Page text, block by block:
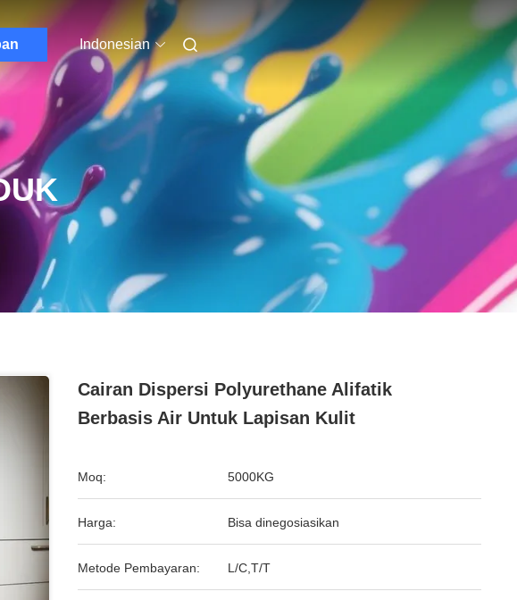
Indonesian
Cairan Dispersi Polyurethane Alifatik
Berbasis Air Untuk Lapisan Kulit
Moq: 5000KG
Harga: Bisa dinegosiasikan
Metode Pembayaran: L/C,T/T